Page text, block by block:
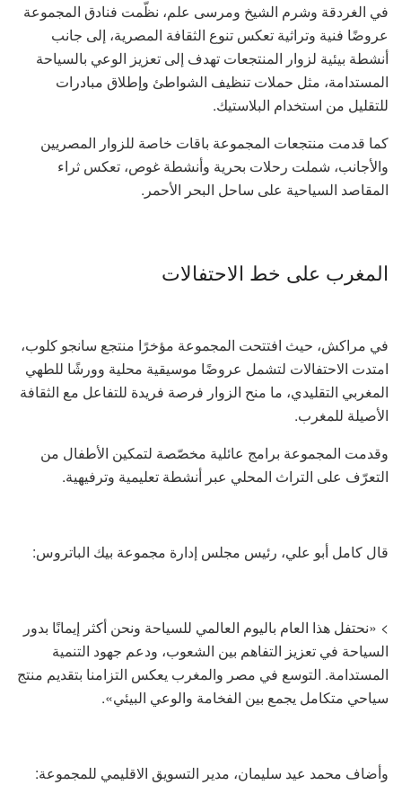
في الغردقة وشرم الشيخ ومرسى علم، نظّمت فنادق المجموعة
عروضًا فنية وتراثية تعكس تنوع الثقافة المصرية، إلى جانب
أنشطة بيئية لزوار المنتجعات تهدف إلى تعزيز الوعي بالسياحة
المستدامة، مثل حملات تنظيف الشواطئ وإطلاق مبادرات
للتقليل من استخدام البلاستيك.
كما قدمت منتجعات المجموعة باقات خاصة للزوار المصريين
والأجانب، شملت رحلات بحرية وأنشطة غوص، تعكس ثراء
المقاصد السياحية على ساحل البحر الأحمر.
المغرب على خط الاحتفالات
في مراكش، حيث افتتحت المجموعة مؤخرًا منتجع سانجو كلوب،
امتدت الاحتفالات لتشمل عروضًا موسيقية محلية وورشًا للطهي
المغربي التقليدي، ما منح الزوار فرصة فريدة للتفاعل مع الثقافة
الأصيلة للمغرب.
وقدمت المجموعة برامج عائلية مخصّصة لتمكين الأطفال من
التعرّف على التراث المحلي عبر أنشطة تعليمية وترفيهية.
قال كامل أبو علي، رئيس مجلس إدارة مجموعة بيك الباتروس:
> «نحتفل هذا العام باليوم العالمي للسياحة ونحن أكثر إيمانًا بدور
السياحة في تعزيز التفاهم بين الشعوب، ودعم جهود التنمية
المستدامة. التوسع في مصر والمغرب يعكس التزامنا بتقديم منتج
سياحي متكامل يجمع بين الفخامة والوعي البيئي».
وأضاف محمد عيد سليمان، مدير التسويق الاقليمي للمجموعة: